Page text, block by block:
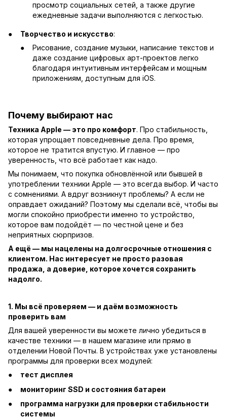
просмотр социальных сетей, а также другие
ежедневные задачи выполняются с легкостью.
Творчество и искусство:
Рисование, создание музыки, написание текстов и
даже создание цифровых арт-проектов легко
благодаря интуитивным интерфейсам и мощным
приложениям, доступным для iOS.
Почему выбирают нас
Техника Apple — это про комфорт. Про стабильность,
которая упрощает повседневные дела. Про время,
которое не тратится впустую. И главное — про
уверенность, что всё работает как надо.
Мы понимаем, что покупка обновлённой или бывшей в
употреблении техники Apple — это всегда выбор. И часто
с сомнениями. А вдруг возникнут проблемы? А если не
оправдает ожиданий? Поэтому мы сделали всё, чтобы вы
могли спокойно приобрести именно то устройство,
которое вам подойдёт — по честной цене и без
неприятных сюрпризов.
А ещё — мы нацелены на долгосрочные отношения с
клиентом. Нас интересует не просто разовая
продажа, а доверие, которое хочется сохранить
надолго.
1. Мы всё проверяем — и даём возможность
проверить вам
Для вашей уверенности вы можете лично убедиться в
качестве техники — в нашем магазине или прямо в
отделении Новой Почты. В устройствах уже установлены
программы для проверки всех модулей:
тест дисплея
мониторинг SSD и состояния батареи
программа нагрузки для проверки стабильности
системы